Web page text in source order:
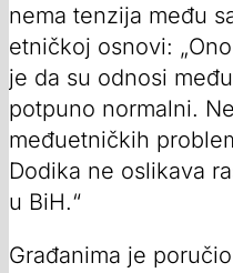
nema tenzija među
etničkoj osnovi:
je da su odnosi
potpuno normalni.
međuetničkih
Dodika ne oslikava
u BiH.“
Građanima je